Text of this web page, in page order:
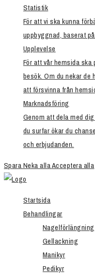
Statistik
För att vi ska kunna
uppbyggnad, baserat
Upplevelse
För att vår hemsida
besök. Om du nekar de
att försvinna från
Marknadsföring
Genom att dela med
du surfar ökar du
och erbjudanden.
SparaNeka allaAcceptera alla
Startsida
Behandlingar
Nagelförlängning
Gellackning
Manikyr
Pedikyr